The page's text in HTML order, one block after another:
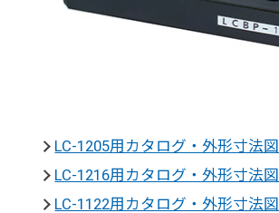
LC-1205用カタログ・外形寸法図
LC-1216用カタログ・外形寸法図
LC-1122用カタログ・外形寸法図